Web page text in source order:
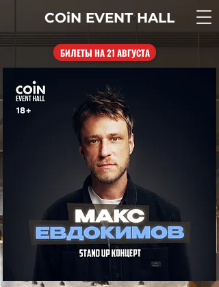
COiN EVENTHALL
БИЛЕТЫ НА 21 АВГУСТА